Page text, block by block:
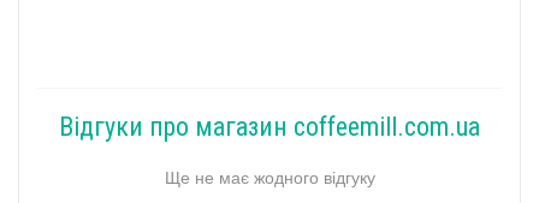
Відгуки про магазин coffeemill.com.ua
Ще не має жодного відгуку